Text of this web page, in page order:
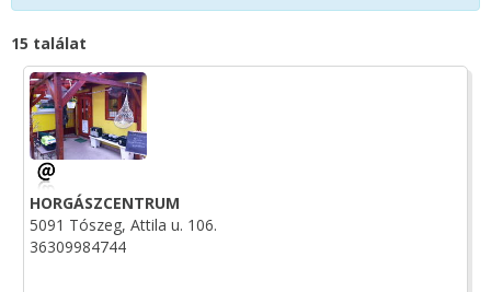
15 találat
HORGÁSZCENTRUM
5091 Tószeg, Attila u. 106.
36309984744